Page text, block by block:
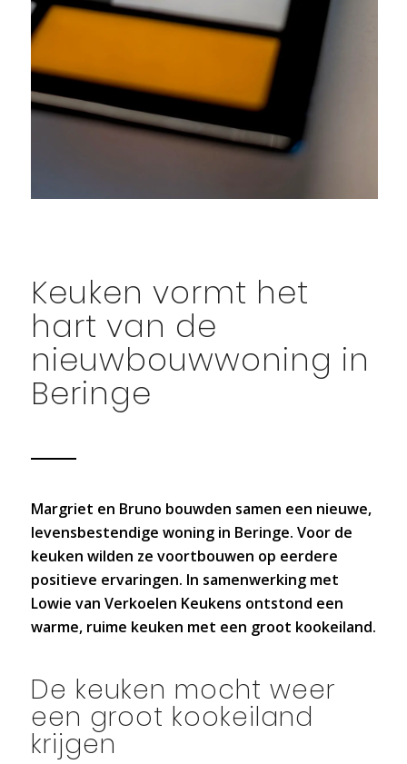
Keuken vormt het
hart van de
nieuwbouwwoning in
Beringe
Margriet en Bruno bouwden samen een nieuwe,
levensbestendige woning in Beringe. Voor de
keuken wilden ze voortbouwen op eerdere
positieve ervaringen. In samenwerking met
Lowie van Verkoelen Keukens ontstond een
warme, ruime keuken met een groot kookeiland.
De keuken mocht weer
een groot kookeiland
krijgen